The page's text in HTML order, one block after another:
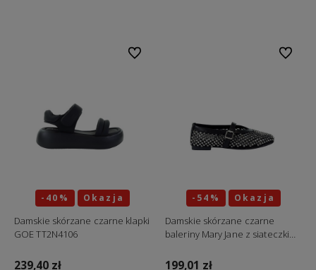
-40% Okazja
Damskie skórzane czarne klapki
GOE TT2N4106
239,40 zł
Do ulubionych
-54% Okazja
Damskie skórzane czarne
baleriny Mary Jane z siateczki
199,01 zł
Do